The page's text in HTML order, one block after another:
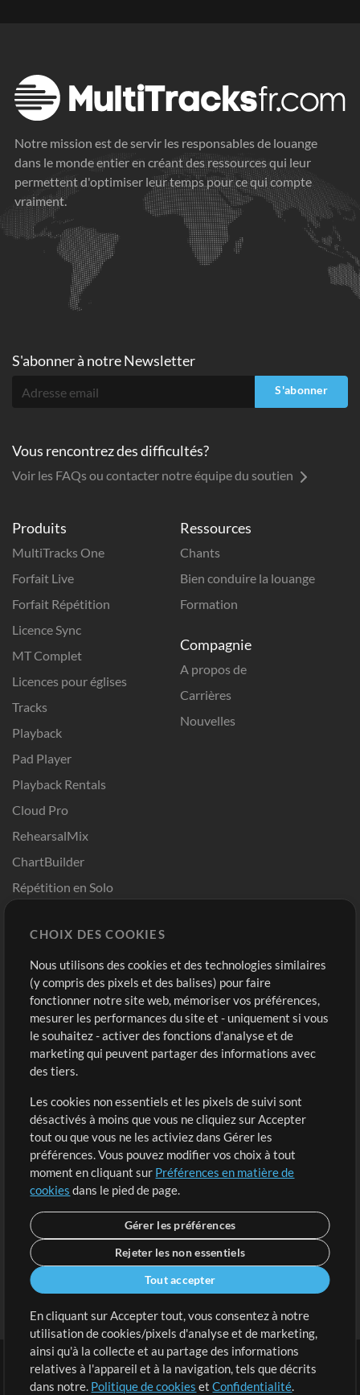
Notre mission est de servir les responsables de louange
dans le monde entier en créant des ressources qui leur
permettent d'optimiser leur temps pour ce qui compte
vraiment.
Produits
MultiTracks One
Forfait Live
Forfait Répétition
Licence Sync
MT Complet
Licences pour églises
Tracks
Playback
Pad Player
Playback Rentals
Cloud Pro
RehearsalMix
ChartBuilder
Répétition en Solo
Modèles ProPresenter
Sons
Ressources
Chants
Bien conduire la louange
Formation
Compagnie
A propos de
Carrières
Nouvelles
Boutique
Acheter des crédits
Contenu gratuit
Demander les pistes
Extras
Sessions
Soumettre votre contenu
Listes de lecture
Conférence MT
Compte
Connexion
S'inscrire
S'abonner à notre Newsletter
S'abonner
Vous rencontrez des difficultés?
Voir les FAQs ou contacter notre équipe du soutien
CHOIX DES COOKIES
Nous utilisons des cookies et des technologies similaires
(y compris des pixels et des balises) pour faire
fonctionner notre site web, mémoriser vos préférences,
mesurer les performances du site et - uniquement si vous
le souhaitez - activer des fonctions d'analyse et de
marketing qui peuvent partager des informations avec
des tiers.
Les cookies non essentiels et les pixels de suivi sont
désactivés à moins que vous ne cliquiez sur Accepter
tout ou que vous ne les activiez dans Gérer les
préférences. Vous pouvez modifier vos choix à tout
moment en cliquant sur Préférences en matière de
cookies dans le pied de page.
Gérer les préférences
Rejeter les non essentiels
Tout accepter
En cliquant sur Accepter tout, vous consentez à notre
utilisation de cookies/pixels d'analyse et de marketing,
ainsi qu'à la collecte et au partage des informations
relatives à l'appareil et à la navigation, tels que décrits
dans notre. Politique de cookies etConfidentialité.